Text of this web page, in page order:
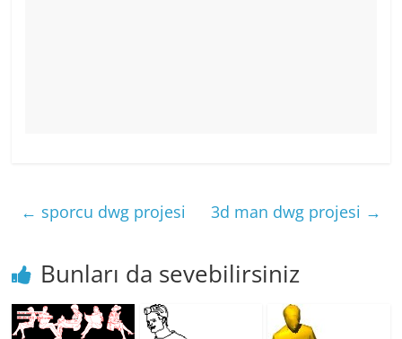
← sporcu dwg projesi 3d man dwg projesi →
Bunları da sevebilirsiniz